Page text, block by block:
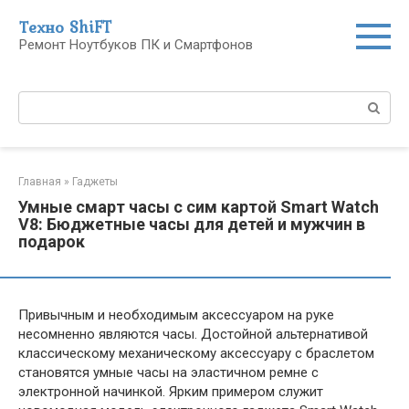
контенту
Техно ShiFT
Ремонт Ноутбуков ПК и Смартфонов
Поиск:
Главная » Гаджеты
Умные смарт часы с сим картой Smart Watch
V8: Бюджетные часы для детей и мужчин в
подарок
Привычным и необходимым аксессуаром на руке
несомненно являются часы. Достойной альтернативой
классическому механическому аксессуару с браслетом
становятся умные часы на эластичном ремне с
электронной начинкой. Ярким примером служит